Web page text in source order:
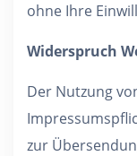
ohne Ihre
Widerspruch
Der Nutzung
zur